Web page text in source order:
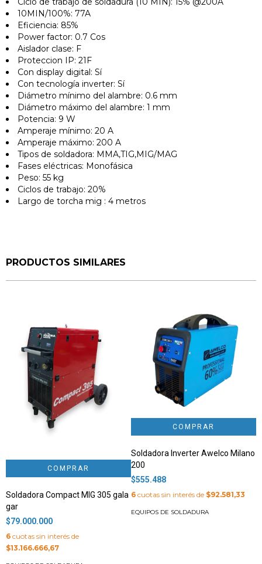
10MIN/100%: 77A
Eficiencia: 85%
Power factor: 0.7 Cos
Aislador clase: F
Proteccion IP: 21F
Con display digital: Sí
Con tecnología inverter: Sí
Diámetro mínimo del alambre: 0.6 mm
Diámetro máximo del alambre: 1 mm
Potencia: 9 W
Amperaje mínimo: 20 A
Amperaje máximo: 200 A
Tipos de soldadora: MMA,TIG,MIG/MAG
Fases eléctricas: Monofásica
Peso: 55 kg
Ciclos de trabajo: 20%
Largo de torcha mig : 4 metros
PRODUCTOS SIMILARES
Soldadora Compact MIG 305 gala
gar
$79.000.000
6 cuotas sin interés de
$13.166.666,67
Soldadora Inverter Awelco Milano
200
$555.488
6 cuotas sin interés de $92.581,33
EQUIPOS DE SOLDADURA